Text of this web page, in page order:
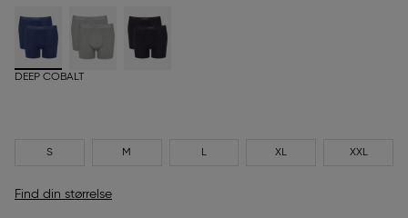
DEEP COBALT
S M L XL XXL
Find din størrelse